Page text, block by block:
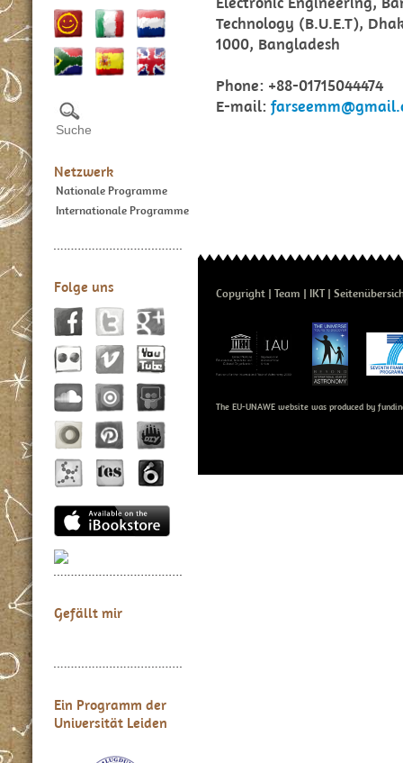
Netzwerk
Nationale Programme
Internationale Programme
Folge uns
Gefällt mir
Ein Programm der
Universität Leiden
Technology (B.U.E.T),
1000, Bangladesh
Phone: +88-01715044474
E-mail:
Copyright Team IKT
The EU-UNAWE website was produced by